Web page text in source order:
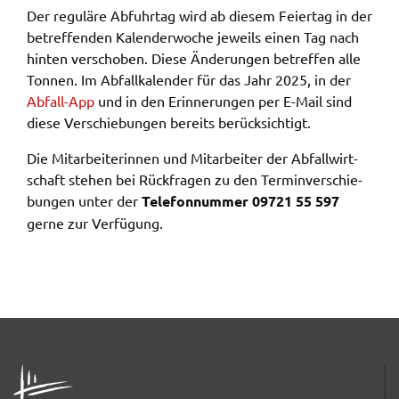
Der regu­lä­re Abfuhr­tag wird ab diesem Feier­tag in der
betref­fen­den Kalen­der­wo­che jeweils einen Tag nach
hinten verscho­ben. Diese Ände­run­gen betref­fen alle
Tonnen. Im Abfall­ka­len­der für das Jahr 2025, in der
Abfall-App und in den Erin­ne­run­gen per E-Mail sind
diese Verschie­bun­gen bereits berück­sich­tigt.
Die Mitar­bei­te­rin­nen und Mitar­bei­ter der Abfall­wirt­
schaft stehen bei Rück­fra­gen zu den Termin­ver­schie­
bun­gen unter der Tele­fon­num­mer 09721 55 597
gerne zur Verfü­gung.
ADRESSE
Zweck:
Speicherung Einwilligung Datenschutzhinweise
Cookie Laufzeit:
1 Jahr
Frontend Benutzer
Name:
fe_typo_user
Anbieter: